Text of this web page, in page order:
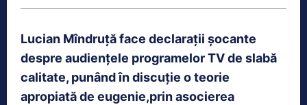
Lucian Mîndruță face declarații șocante
despre audiențele programelor TV de slabă
calitate, punând în discuție o teorie
apropiată de eugenie,prin asocierea